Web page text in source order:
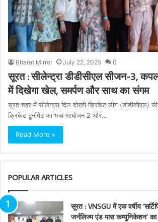
Bharat Mirror July 22, 2025 0
सूरत : सीलेन्ट्रा डीडीसीएल सीजन-3,
में दिखेगा खेल, समर्पण और साथ का संगम
सूरत शहर में सीलेन्ट्रा दिल दोस्ती क्रिकेट लीग
क्रिकेट टूर्नामेंट का भव्य आयोजन 2 और…
Read More »
POPULAR ARTICLES
सूरत : VNSGU में एक वर्षीय
जर्नलिज्म एंड मास कम्युनिकेशन’